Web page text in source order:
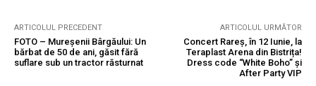
ARTICOLUL PRECEDENT
FOTO – Mureșenii Bârgăului: Un
bărbat de 50 de ani, găsit fără
suflare sub un tractor răsturnat
ARTICOLUL URMĂTOR
Concert Rareș, în 12 Iunie, la
Teraplast Arena din Bistrița!
Dress code “White Boho” și
After Party VIP